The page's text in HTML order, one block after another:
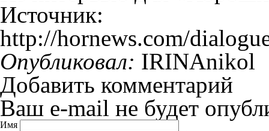
Источник:
http://hornews.com/
Опубликовал: IRINAnikol
Добавить комментарий
Ваш e-mail не будет
Имя